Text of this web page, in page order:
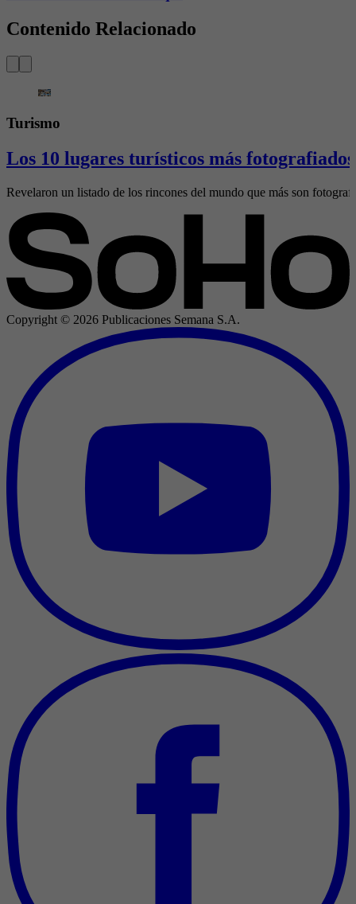
Contenido Relacionado
Turismo
Los 10 lugares turísticos más fotografiados
Revelaron un listado de los rincones del mundo que más son
Copyright © 2026 Publicaciones Semana S.A.